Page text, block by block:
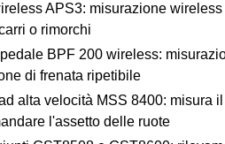
APS3: misurazione
o rimorchi
BPF 200 wireless:
di frenata ripetibile
alta velocità MSS 8400: misura
l'assetto delle ruote